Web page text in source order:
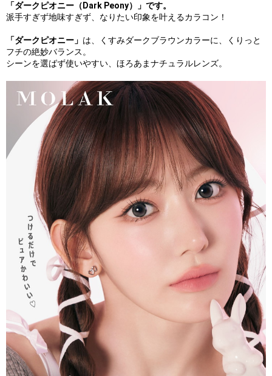
「ダークピオニー（Dark Peony）」です。
派手すぎず地味すぎず、なりたい印象を叶えるカラコン！
「ダークピオニー」 は、くすみダークブラウンカラーに、くりっと
フチの絶妙バランス。
シーンを選ばず使いやすい、ほろあまナチュラルレンズ。